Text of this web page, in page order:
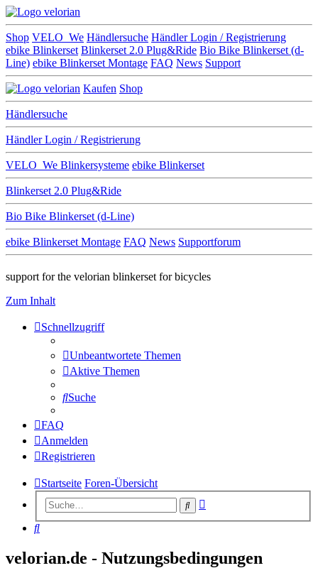
Shop VELO_We Händlersuche Händler Login / Registrierung
ebike Blinkerset Blinkerset 2.0 Plug&Ride Bio Bike Blinkerset (d-
Line) ebike Blinkerset Montage FAQ News Support
Kaufen Shop
Händlersuche
Händler Login / Registrierung
VELO_We Blinkersysteme ebike Blinkerset
Blinkerset 2.0 Plug&Ride
Bio Bike Blinkerset (d-Line)
ebike Blinkerset Montage FAQ News Supportforum
support for the velorian blinkerset for bicycles
Zum Inhalt
Schnellzugriff
Unbeantwortete Themen
Aktive Themen
Suche
FAQ
Anmelden
Registrieren
Startseite Foren-Übersicht
Suche
Suche
velorian.de - Nutzungsbedingungen